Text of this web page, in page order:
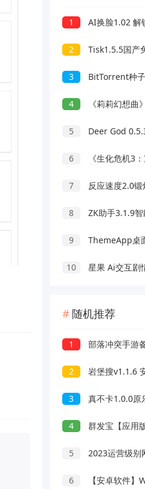
1 AI换脸1.02 解锁会
2 Tisk1.5.5国产
3 BitTorrent种
4 《莉莉幻想曲
5 Deer God 0.5.3
6 《生化危机3
7 反应速度2.0锻
8 ZK助手3.1.9
9 ThemeApp桌
10 星果 Ai交互剧
随机推荐
1 部落冲突手游备战大
2 岩堡搜v1.1.6
3 真不卡1.0.0原
4 群发宝【应用
5 2023运营级别
6 【安卓软件】